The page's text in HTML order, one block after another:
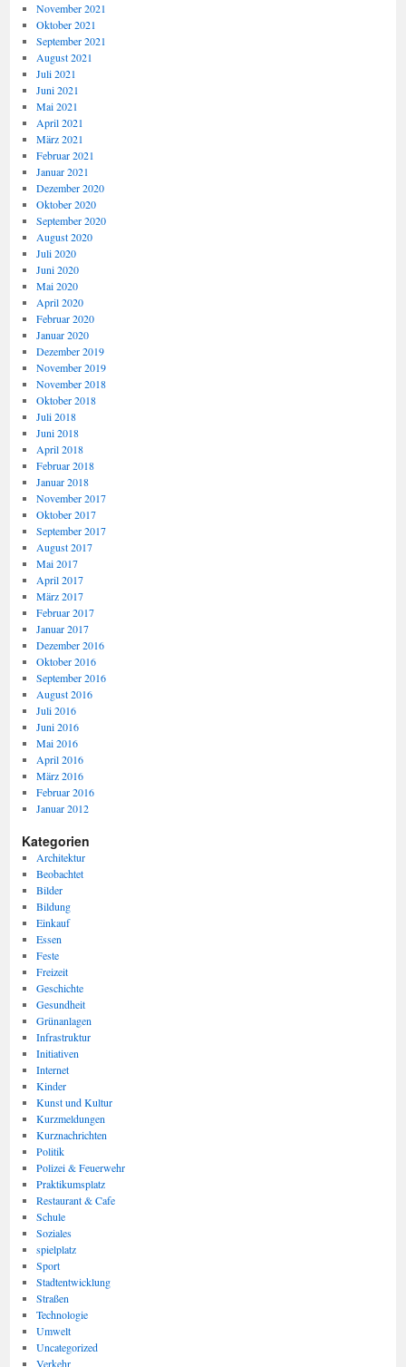
November 2021
Oktober 2021
September 2021
August 2021
Juli 2021
Juni 2021
Mai 2021
April 2021
März 2021
Februar 2021
Januar 2021
Dezember 2020
Oktober 2020
September 2020
August 2020
Juli 2020
Juni 2020
Mai 2020
April 2020
Februar 2020
Januar 2020
Dezember 2019
November 2019
November 2018
Oktober 2018
Juli 2018
Juni 2018
April 2018
Februar 2018
Januar 2018
November 2017
Oktober 2017
September 2017
August 2017
Mai 2017
April 2017
März 2017
Februar 2017
Januar 2017
Dezember 2016
Oktober 2016
September 2016
August 2016
Juli 2016
Juni 2016
Mai 2016
April 2016
März 2016
Februar 2016
Januar 2012
Kategorien
Architektur
Beobachtet
Bilder
Bildung
Einkauf
Essen
Feste
Freizeit
Geschichte
Gesundheit
Grünanlagen
Infrastruktur
Initiativen
Internet
Kinder
Kunst und Kultur
Kurzmeldungen
Kurznachrichten
Politik
Polizei & Feuerwehr
Praktikumsplatz
Restaurant & Cafe
Schule
Soziales
spielplatz
Sport
Stadtentwicklung
Straßen
Technologie
Umwelt
Uncategorized
Verkehr